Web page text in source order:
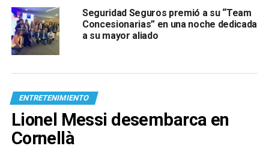
Seguridad Seguros premió a su “Team
Concesionarias” en una noche dedicada
a su mayor aliado
ENTRETENIMIENTO
Lionel Messi desembarca en
Cornellà